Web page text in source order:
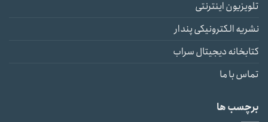
تلویزیون اینترنتی
نشریه الکترونیکی پندار
کتابخانه دیجیتال سراب
تماس با ما
برچسب ها